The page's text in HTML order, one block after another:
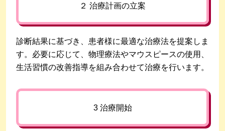
２ 治療計画の立案
診断結果に基づき、患者様に最適な治療法を提案しま
す。必要に応じて、物理療法やマウスピースの使用、
生活習慣の改善指導を組み合わせて治療を行います。
3 治療開始